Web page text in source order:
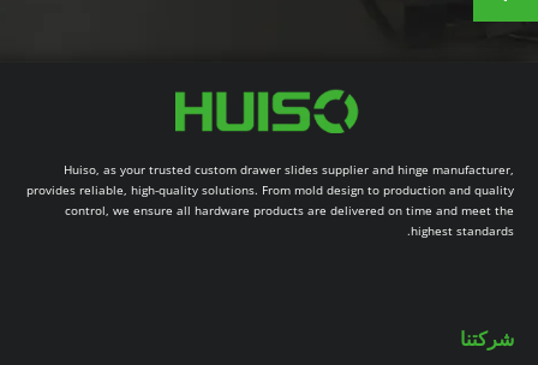
شركتنا
Huiso, as your trusted custom drawer slides supplier and hinge manufacturer,
provides reliable, high-quality solutions. From mold design to production and quality
control, we ensure all hardware products are delivered on time and meet the
highest standards.